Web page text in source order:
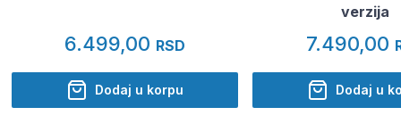
6.499,00 RSD
Dodaj u korpu
verzija
7.490,00
Dodaj u